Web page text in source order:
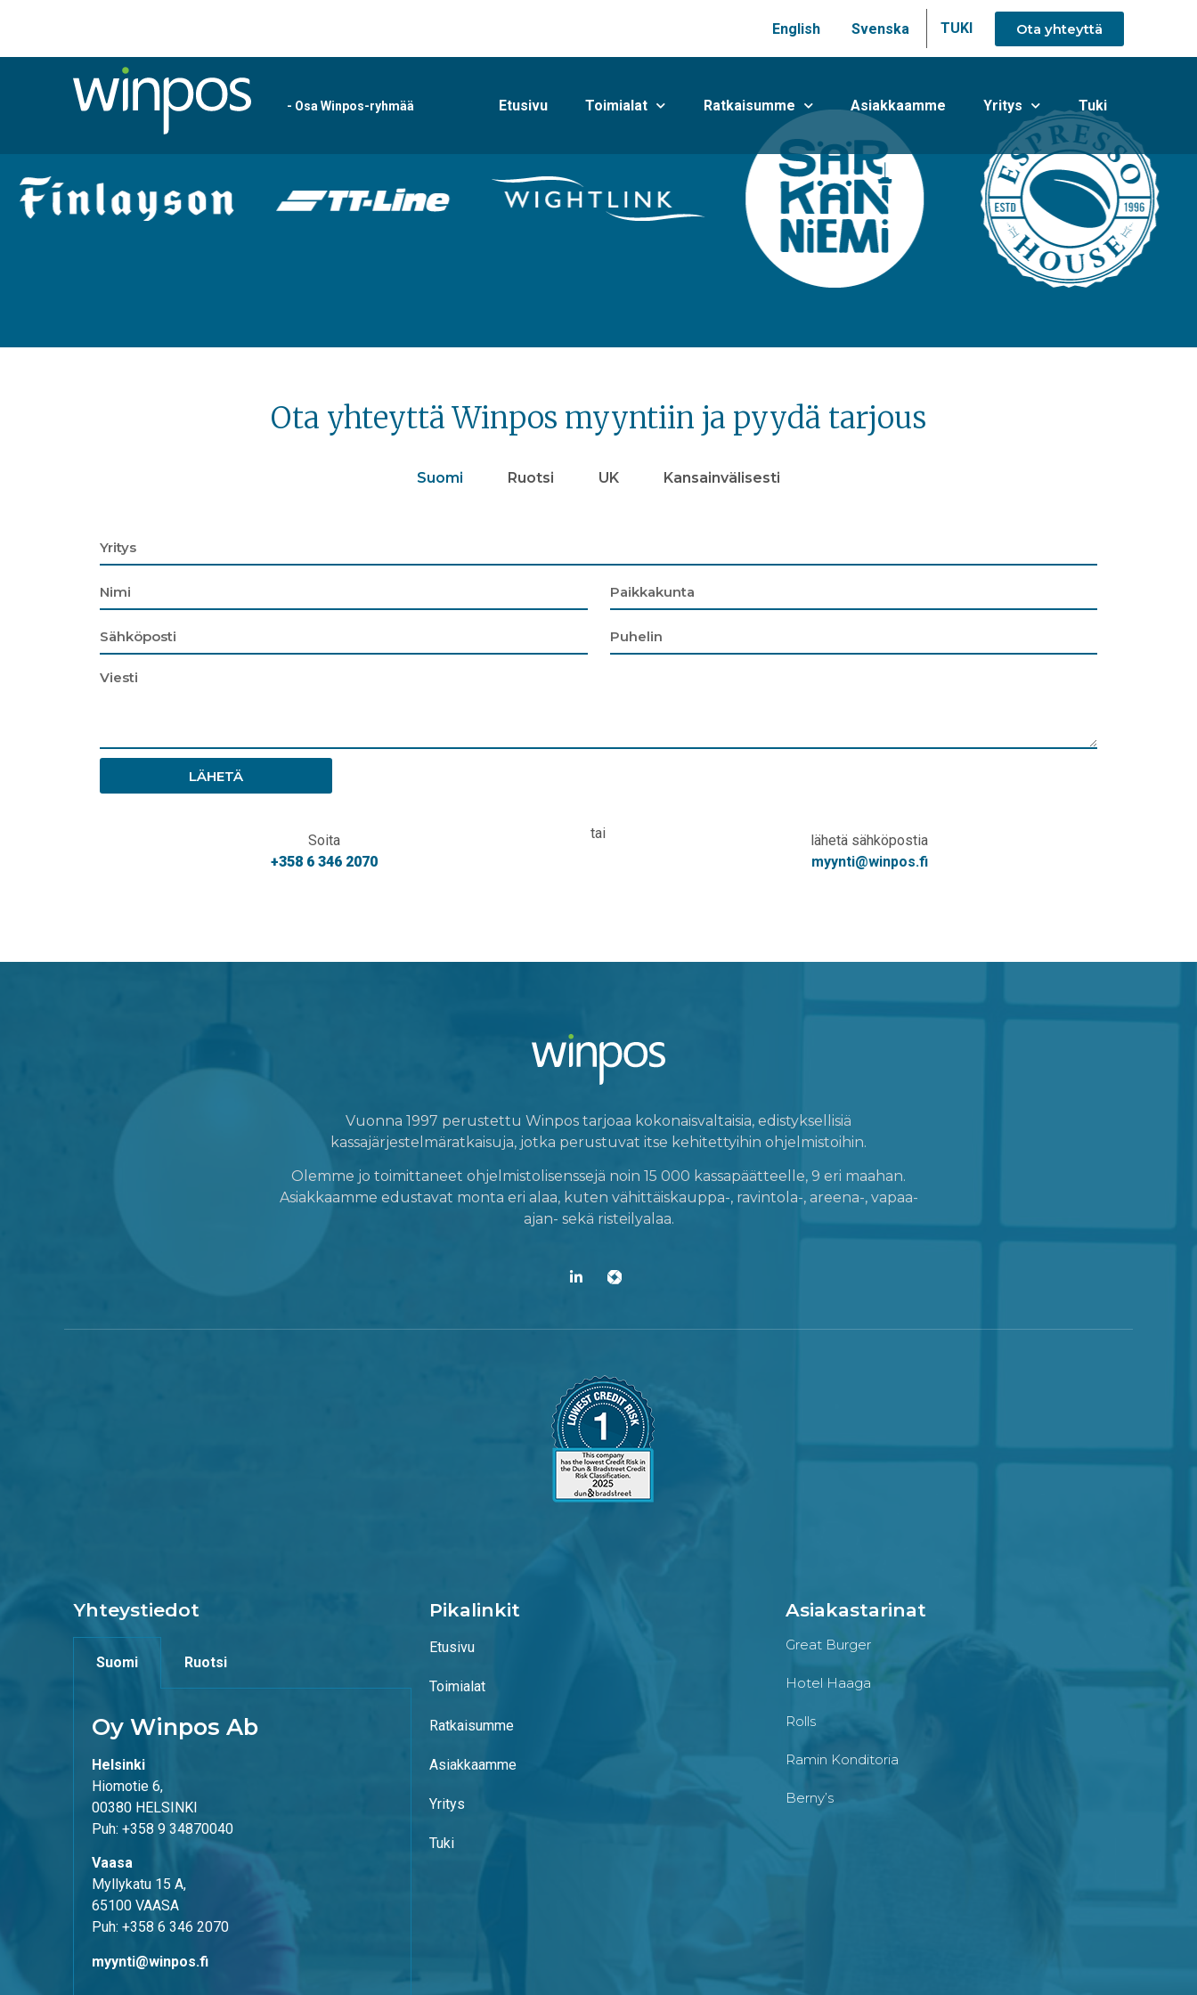
English Svenska TUKI Ota yhteyttä
- Osa Winpos-ryhmää Etusivu Toimialat Ratkaisumme Asiakkaamme Yritys Tuki
Ota yhteyttä Winpos myyntiin ja pyydä tarjous
Suomi Ruotsi UK Kansainvälisesti
LÄHETÄ
Soita
+358 6 346 2070
tai
lähetä sähköpostia
myynti@winpos.fi
Vuonna 1997 perustettu Winpos tarjoaa kokonaisvaltaisia, edistyksellisiä
kassajärjestelmäratkaisuja, jotka perustuvat itse kehitettyihin ohjelmistoihin.
Olemme jo toimittaneet ohjelmistolisenssejä noin 15 000 kassapäätteelle, 9 eri maahan.
Asiakkaamme edustavat monta eri alaa, kuten vähittäiskauppa-, ravintola-, areena-, vapaa-
ajan- sekä risteilyalaa.
Yhteystiedot
Suomi Ruotsi
Oy Winpos Ab
Helsinki
Hiomotie 6,
00380 HELSINKI
Puh: +358 9 34870040
Vaasa
Myllykatu 15 A,
65100 VAASA
Puh: +358 6 346 2070
myynti@winpos.fi
Pikalinkit
Etusivu
Toimialat
Ratkaisumme
Asiakkaamme
Yritys
Tuki
Asiakastarinat
Great Burger
Hotel Haaga
Rolls
Ramin Konditoria
Berny’s